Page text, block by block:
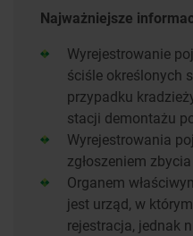
Najważniejsze
Wyrejestrowanie
ściśle określonych
przypadku
stacji demontażu
Wyrejestrowania
zgłoszeniem
Organem
jest urząd, w
rejestracja, jednak